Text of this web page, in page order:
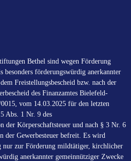
Bethel sind wegen Förderung
förderungswürdig anerkannter
Freistellungsbescheid bzw. nach der
des Finanzamtes Bielefeld-
vom 14.03.2025 für den letzten
Abs. 1 Nr. 9 des
der Körperschaftsteuer und nach § 3 Nr. 6
der Gewerbesteuer befreit. Es wird
nur zur Förderung mildtätiger, kirchlicher
anerkannter gemeinnütziger Zwecke